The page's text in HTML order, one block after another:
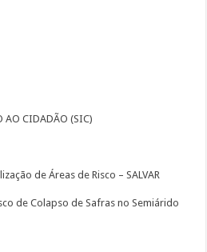
AO CIDADÃO (SIC)
de Áreas de Risco – SALVAR
de Colapso de Safras no Semiárido